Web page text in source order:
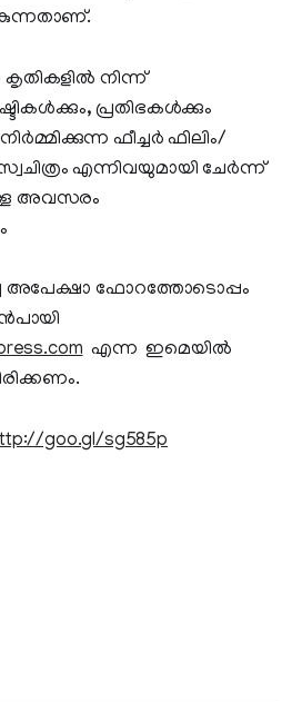
നിന്ന്
പ്രതിഭകള്‍ക്കും
ഫീച്ചര്‍ ഫിലിം/
എന്നിവയുമായി ചേര്‍ന്ന്
അവസരം
അപേക്ഷാ ഫോറത്തോടൊപ്പം
എന്ന ഇമെയില്‍
goo.gl/sg585p